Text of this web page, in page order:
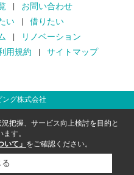
お問い合わせ
い
借りたい
リノベーション
用規約 サイトマップ
ング株式会社
把握、サービス向上検討を目的と
す。
いて」 をご確認ください。